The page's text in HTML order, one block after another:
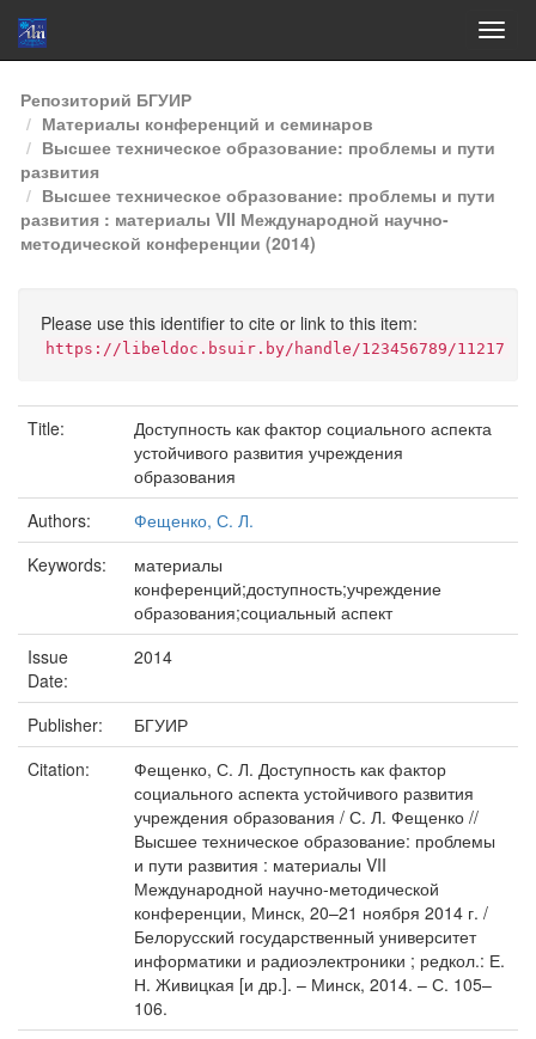
Skip
navigation
Репозиторий БГУИР
Материалы конференций и семинаров
Высшее техническое образование: проблемы и пути
развития
Высшее техническое образование: проблемы и пути
развития : материалы VII Международной научно-
методической конференции (2014)
Please use this identifier to cite or link to this item:
https://libeldoc.bsuir.by/handle/123456789/11217
Title:
Доступность как фактор социального аспекта
устойчивого развития учреждения
образования
Authors:
Фещенко, С. Л.
Keywords:
материалы
конференций;доступность;учреждение
образования;социальный аспект
Issue
Date:
2014
Publisher:
БГУИР
Citation:
Фещенко, С. Л. Доступность как фактор
социального аспекта устойчивого развития
учреждения образования / С. Л. Фещенко //
Высшее техническое образование: проблемы
и пути развития : материалы VII
Международной научно-методической
конференции, Минск, 20–21 ноября 2014 г. /
Белорусский государственный университет
информатики и радиоэлектроники ; редкол.: Е.
Н. Живицкая [и др.]. – Минск, 2014. – С. 105–
106.